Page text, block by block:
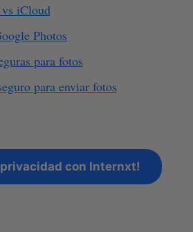
iCloud
Photos
para fotos
para enviar fotos
con Internxt!